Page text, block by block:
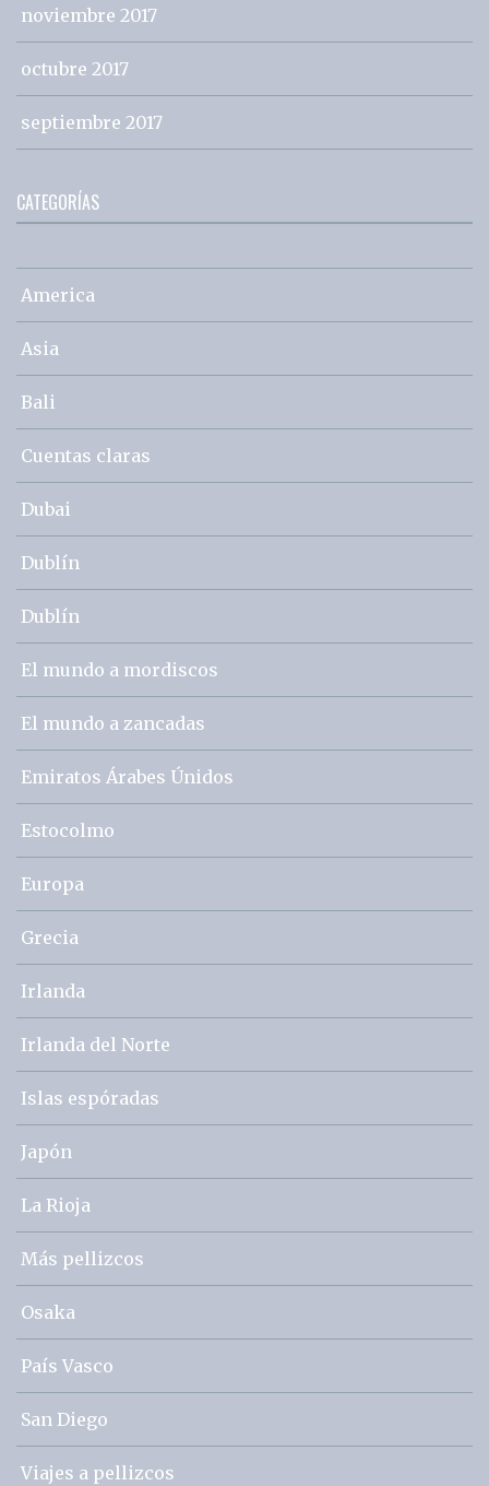
noviembre 2017
octubre 2017
septiembre 2017
CATEGORÍAS
America
Asia
Bali
Cuentas claras
Dubai
Dublín
Dublín
El mundo a mordiscos
El mundo a zancadas
Emiratos Árabes Únidos
Estocolmo
Europa
Grecia
Irlanda
Irlanda del Norte
Islas espóradas
Japón
La Rioja
Más pellizcos
Osaka
País Vasco
San Diego
Viajes a pellizcos